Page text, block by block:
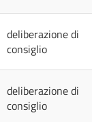
deliberazione di
consiglio
deliberazione di
consiglio